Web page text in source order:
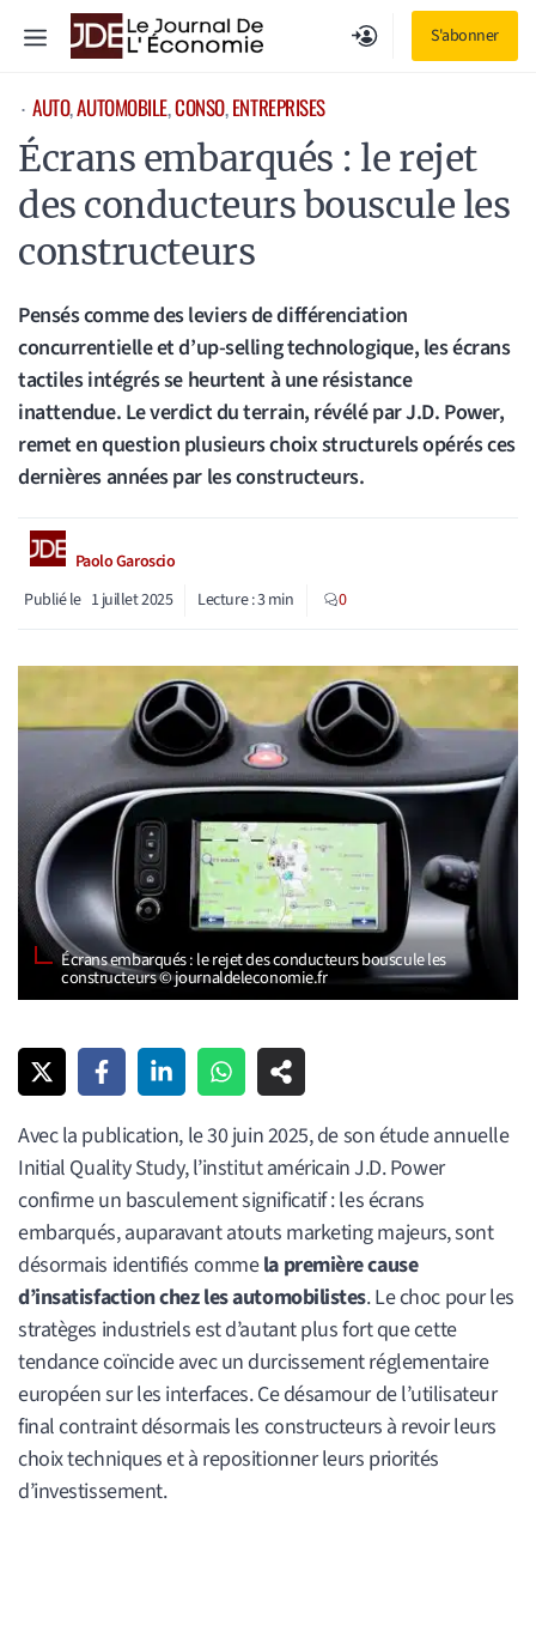
S'abonner
Menu
⋅ AUTO, AUTOMOBILE, CONSO, ENTREPRISES
Écrans embarqués : le rejet
des conducteurs bouscule les
constructeurs
Pensés comme des leviers de différenciation
concurrentielle et d’up-selling technologique, les écrans
tactiles intégrés se heurtent à une résistance
inattendue. Le verdict du terrain, révélé par J.D. Power,
remet en question plusieurs choix structurels opérés ces
dernières années par les constructeurs.
Paolo Garoscio
Publié le 1 juillet 2025 Lecture :3min 0
Écrans embarqués : le rejet des conducteurs bouscule les
constructeurs © journaldeleconomie.fr
Avec la publication, le 30 juin 2025, de son étude annuelle
Initial Quality Study, l’institut américain J.D. Power
confirme un basculement significatif : les écrans
embarqués, auparavant atouts marketing majeurs, sont
désormais identifiés commela première cause
d’insatisfaction chez les automobilistes. Le choc pour les
stratèges industriels est d’autant plus fort que cette
tendance coïncide avec un durcissement réglementaire
européen sur les interfaces. Ce désamour de l’utilisateur
final contraint désormais les constructeurs à revoir leurs
choix techniques et à repositionner leurs priorités
d’investissement.